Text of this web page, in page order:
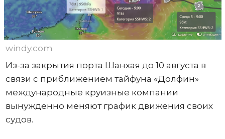
windy.com
Из-за закрытия порта Шанхая до 10 августа в
связи с приближением тайфуна «Долфин»
международные круизные компании
вынужденно меняют график движения своих
судов.